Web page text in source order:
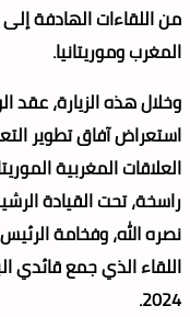
من اللقاءات الهادفة
المغرب وموريتانيا.
وخلال هذه الزيارة، عقد
استعراض آفاق تطوير
العلاقات المغربية
راسخة، تحت القيادة
نصره الله، وفخامة
اللقاء الذي جمع قائدي
2024.